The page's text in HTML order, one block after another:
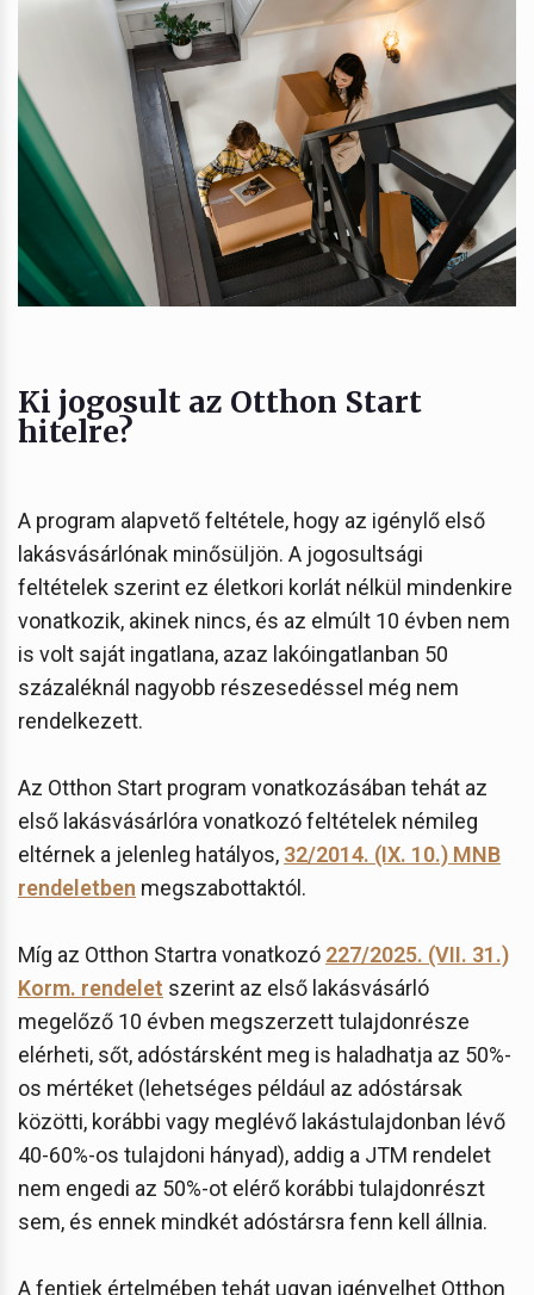
Ki jogosult az Otthon Start
hitelre?
A program alapvető feltétele, hogy az igénylő első
lakásvásárlónak minősüljön. A jogosultsági
feltételek szerint ez életkori korlát nélkül mindenkire
vonatkozik, akinek nincs, és az elmúlt 10 évben nem
is volt saját ingatlana, azaz lakóingatlanban 50
százaléknál nagyobb részesedéssel még nem
rendelkezett.
Az Otthon Start program vonatkozásában tehát az
első lakásvásárlóra vonatkozó feltételek némileg
eltérnek a jelenleg hatályos, 32/2014. (IX. 10.) MNB
rendeletben megszabottaktól.
Míg az Otthon Startra vonatkozó 227/2025. (VII. 31.)
Korm. rendelet szerint az első lakásvásárló
megelőző 10 évben megszerzett tulajdonrésze
elérheti, sőt, adóstársként meg is haladhatja az 50%-
os mértéket (lehetséges például az adóstársak
közötti, korábbi vagy meglévő lakástulajdonban lévő
40-60%-os tulajdoni hányad), addig a JTM rendelet
nem engedi az 50%-ot elérő korábbi tulajdonrészt
sem, és ennek mindkét adóstársra fenn kell állnia.
A fentiek értelmében tehát ugyan igényelhet Otthon